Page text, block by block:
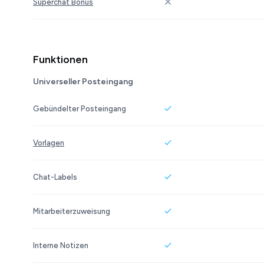
Superchat Bonus
Funktionen
Universeller Posteingang
Gebündelter Posteingang
Vorlagen
Chat-Labels
Mitarbeiterzuweisung
Interne Notizen